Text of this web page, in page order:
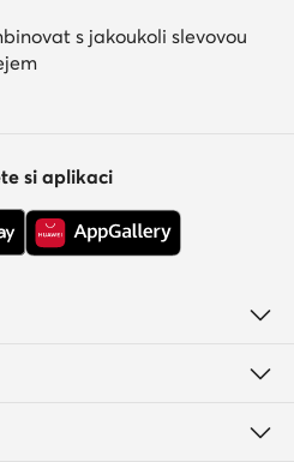
s jakoukoli slevovou
si aplikaci